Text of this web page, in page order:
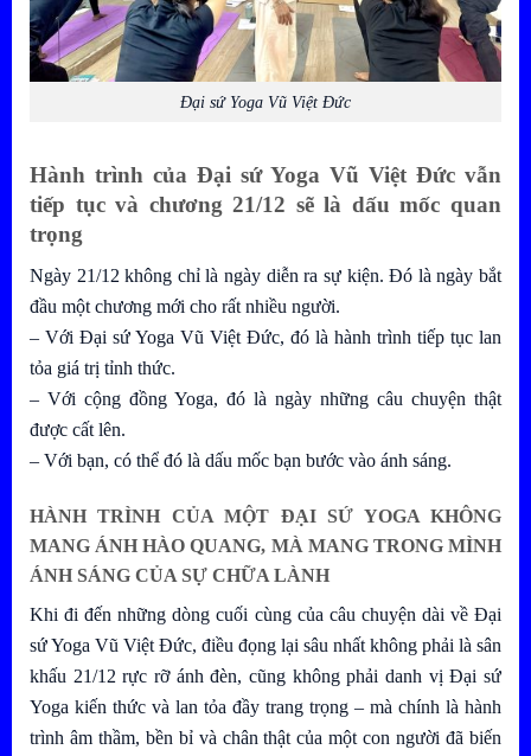
Đại sứ Yoga Vũ Việt Đức
Hành trình của Đại sứ Yoga Vũ Việt Đức vẫn
tiếp tục và chương 21/12 sẽ là dấu mốc quan
trọng
Ngày 21/12 không chỉ là ngày diễn ra sự kiện. Đó là ngày bắt
đầu một chương mới cho rất nhiều người.
– Với Đại sứ Yoga Vũ Việt Đức, đó là hành trình tiếp tục lan
tỏa giá trị tỉnh thức.
– Với cộng đồng Yoga, đó là ngày những câu chuyện thật
được cất lên.
– Với bạn, có thể đó là dấu mốc bạn bước vào ánh sáng.
HÀNH TRÌNH CỦA MỘT ĐẠI SỨ YOGA KHÔNG
MANG ÁNH HÀO QUANG, MÀ MANG TRONG MÌNH
ÁNH SÁNG CỦA SỰ CHỮA LÀNH
Khi đi đến những dòng cuối cùng của câu chuyện dài về Đại
sứ Yoga Vũ Việt Đức, điều đọng lại sâu nhất không phải là sân
khấu 21/12 rực rỡ ánh đèn, cũng không phải danh vị Đại sứ
Yoga kiến thức và lan tỏa đầy trang trọng – mà chính là hành
trình âm thầm, bền bỉ và chân thật của một con người đã biến